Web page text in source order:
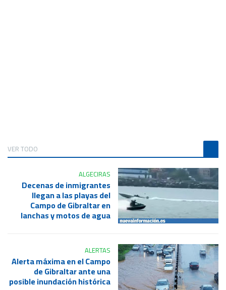
VER TODO
ALGECIRAS
Decenas de inmigrantes
llegan a las playas del
Campo de Gibraltar en
lanchas y motos de agua
ALERTAS
Alerta máxima en el Campo
de Gibraltar ante una
posible inundación histórica